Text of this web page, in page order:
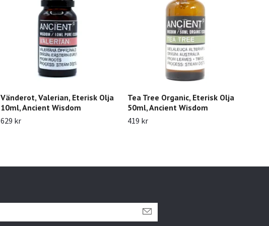
Vänderot, Valerian, Eterisk Olja
10ml, Ancient Wisdom
629 kr
Tea Tree Organic, Eterisk Olja
50ml, Ancient Wisdom
419 kr